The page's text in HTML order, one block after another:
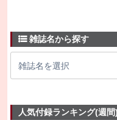
雑誌名から探す
人気付録ランキング(週間)